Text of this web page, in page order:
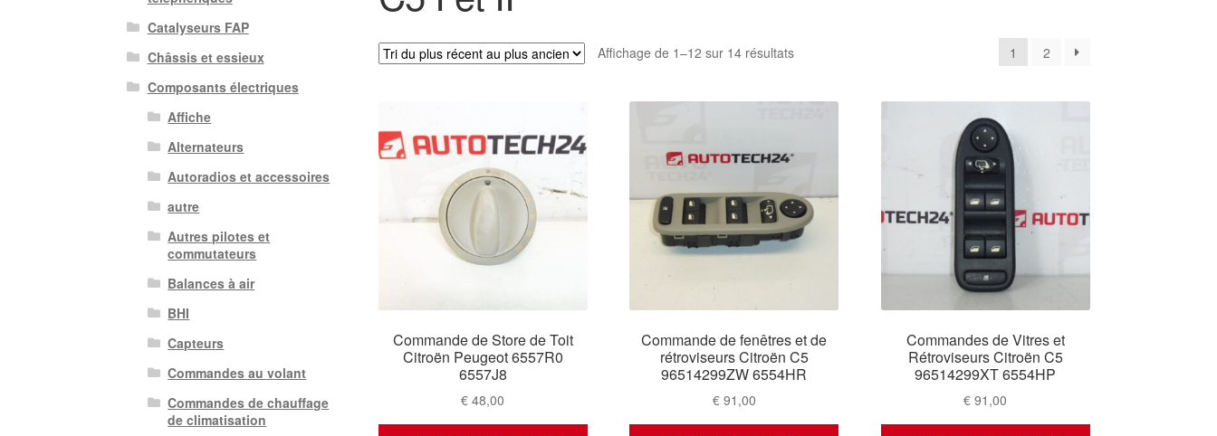
Affichage de 1–12 sur 14 résultatsTrié
plus
1 2
Commande de Store de Toit
Citroën Peugeot 6557R0
6557J8
€ 48,00
Commande de fenêtres et de
rétroviseurs Citroën C5
96514299ZW 6554HR
€91,00
Commandes de Vitres et
Rétroviseurs Citroën C5
96514299XT 6554HP
€ 91,00
Catalyseurs FAP
Châssis et essieux
Composants électriques
Affiche
Alternateurs
Autoradios et accessoires
autre
Autres pilotes et
commutateurs
Balances à air
BHI
Capteurs
Commandes au volant
Commandes de chauffage
de climatisation